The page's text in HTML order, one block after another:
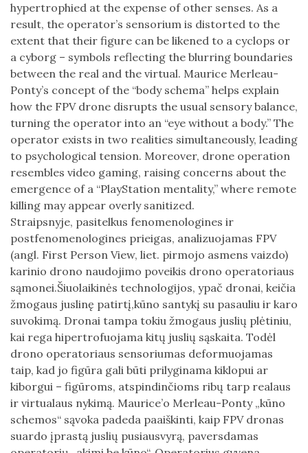
hypertrophied at the expense of other senses. As a
result, the operator’s sensorium is distorted to the
extent that their figure can be likened to a cyclops or
a cyborg – symbols reflecting the blurring boundaries
between the real and the virtual. Maurice Merleau-
Ponty’s concept of the “body schema” helps explain
how the FPV drone disrupts the usual sensory balance,
turning the operator into an “eye without a body.” The
operator exists in two realities simultaneously, leading
to psychological tension. Moreover, drone operation
resembles video gaming, raising concerns about the
emergence of a “PlayStation mentality,” where remote
killing may appear overly sanitized.
Straipsnyje, pasitelkus fenomenologines ir
postfenomenologines prieigas, analizuojamas FPV
(angl. First Person View, liet. pirmojo asmens vaizdo)
karinio drono naudojimo poveikis drono operatoriaus
sąmonei.Šiuolaikinės technologijos, ypač dronai, keičia
žmogaus juslinę patirtį,kūno santykį su pasauliu ir karo
suvokimą. Dronai tampa tokiu žmogaus juslių plėtiniu,
kai rega hipertrofuojama kitų juslių sąskaita. Todėl
drono operatoriaus sensoriumas deformuojamas
taip, kad jo figūra gali būti prilyginama kiklopui ar
kiborgui – figūroms, atspindinčioms ribų tarp realaus
ir virtualaus nykimą. Maurice’o Merleau-Ponty „kūno
schemos“ sąvoka padeda paaiškinti, kaip FPV dronas
suardo įprastą juslių pusiausvyrą, paversdamas